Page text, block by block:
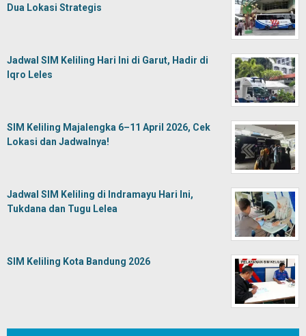
Dua Lokasi Strategis
Jadwal SIM Keliling Hari Ini di Garut, Hadir di
Iqro Leles
SIM Keliling Majalengka 6–11 April 2026, Cek
Lokasi dan Jadwalnya!
Jadwal SIM Keliling di Indramayu Hari Ini,
Tukdana dan Tugu Lelea
SIM Keliling Kota Bandung 2026